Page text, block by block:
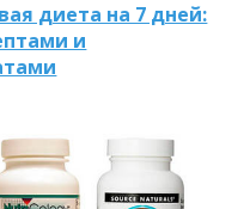
диета на 7 дней:
и